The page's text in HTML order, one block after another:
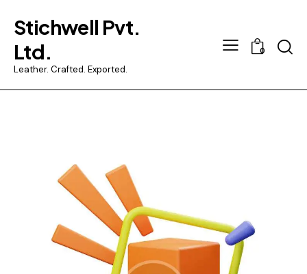
Stichwell Pvt.
Ltd.
Leather. Crafted. Exported.
0